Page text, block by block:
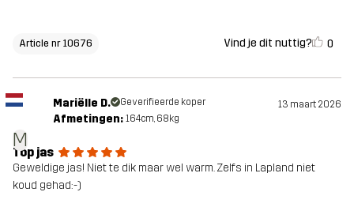
Article nr 10676 Vind je dit nuttig? 0
M
Mariëlle D. Geverifieerde koper 13 maart 2026
Afmetingen: 164cm, 68kg
Top jas
Geweldige jas! Niet te dik maar wel warm. Zelfs in Lapland niet
koud gehad:-)